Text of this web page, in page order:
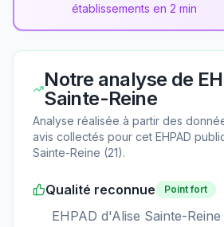
établissements en 2 min
Notre analyse de
Sainte-Reine
Analyse réalisée à partir des
avis collectés pour cet EHPAD
Sainte-Reine (21).
Qualité reconnue Point fort
EHPAD d'Alise Sainte-